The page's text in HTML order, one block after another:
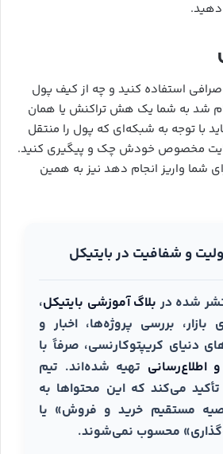
استفاده کنید و چه از کیف پول
شد به شما یک هش تراکنش یا همان
با توجه به شبکه‌ای که پول را منتقل
سایت مخصوص خودش چک و پیگیری کنید.
شما واریز انجام دهد نیز به همین
و شفافیت در بایتیکل
شده در بلاگ آموزشی بایتیکل،
بازار، بررسی پروژه‌ها، اخبار و
دنیای کریپتوکارنسی، صرفاً با
اطلاع‌رسانی تهیه شده‌اند. تیم
تأکید می‌کند که این محتواها به
مستقیم خرید و فروش» یا
محسوب نمی‌شوند.